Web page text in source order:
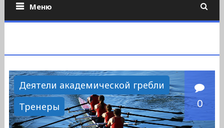
Меню
Деятели академической гребли
Тренеры
0